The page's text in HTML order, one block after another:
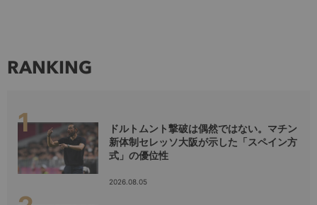
RANKING
ドルトムント撃破は偶然ではない。マチン
新体制セレッソ大阪が示した「スペイン方
式」の優位性
2026.08.05